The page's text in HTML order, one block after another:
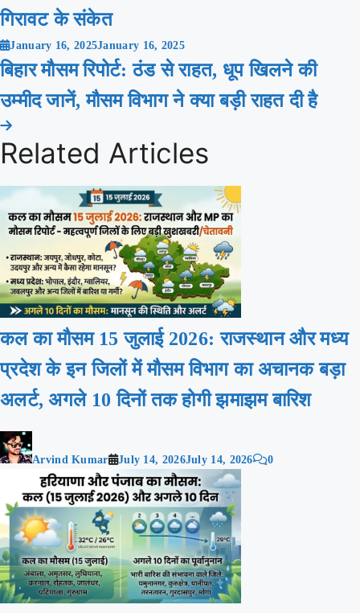
गिरावट के संकेत
January 16, 2025January 16, 2025
बिहार मौसम रिपोर्ट: ठंड से राहत, धूप खिलने की
उम्मीद जानें, मौसम विभाग ने क्या बड़ी राहत दी है
Related Articles
कल का मौसम 15 जुलाई 2026: राजस्थान और मध्य
प्रदेश के इन जिलों में मौसम विभाग का अचानक बड़ा
अलर्ट, अगले 10 दिनों तक होगी झमाझम बारिश
Arvind Kumar July 14, 2026July 14, 2026 0